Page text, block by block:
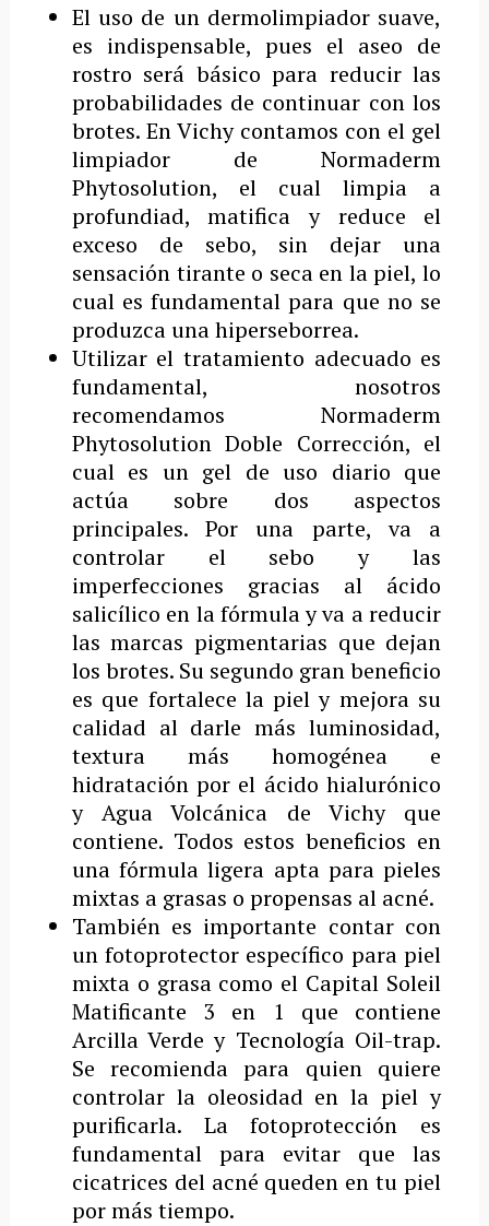
El uso de un dermolimpiador suave,
es indispensable, pues el aseo de
rostro será básico para reducir las
probabilidades de continuar con los
brotes. En Vichy contamos con el gel
limpiador de Normaderm
Phytosolution, el cual limpia a
profundiad, matifica y reduce el
exceso de sebo, sin dejar una
sensación tirante o seca en la piel, lo
cual es fundamental para que no se
produzca una hiperseborrea.
Utilizar el tratamiento adecuado es
fundamental, nosotros
recomendamos Normaderm
Phytosolution Doble Corrección, el
cual es un gel de uso diario que
actúa sobre dos aspectos
principales. Por una parte, va a
controlar el sebo y las
imperfecciones gracias al ácido
salicílico en la fórmula y va a reducir
las marcas pigmentarias que dejan
los brotes. Su segundo gran beneficio
es que fortalece la piel y mejora su
calidad al darle más luminosidad,
textura más homogénea e
hidratación por el ácido hialurónico
y Agua Volcánica de Vichy que
contiene. Todos estos beneficios en
una fórmula ligera apta para pieles
mixtas a grasas o propensas al acné.
También es importante contar con
un fotoprotector específico para piel
mixta o grasa como el Capital Soleil
Matificante 3 en 1 que contiene
Arcilla Verde y Tecnología Oil-trap.
Se recomienda para quien quiere
controlar la oleosidad en la piel y
purificarla. La fotoprotección es
fundamental para evitar que las
cicatrices del acné queden en tu piel
por más tiempo.